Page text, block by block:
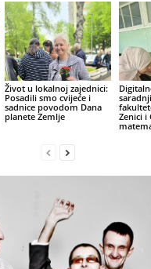
Život u lokalnoj zajednici:
Posadili smo cvijeće i
sadnice povodom Dana
planete Zemlje
Zenici i